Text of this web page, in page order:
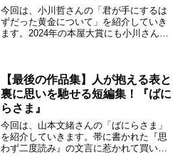
だった黄金について』
今回は、小川哲さんの「君が手にするは
ずだった黄金について」を紹介していき
ます。2024年の本屋大賞にも小川さんの
学書のようでもある、そんないろんな顔
を見せてくれる作品です。ぜひ読んでみ
てください。
【最後の作品集】人が抱える表と
裏に思いを馳せる短編集！『ばに
らさま』
今回は、山本文緒さんの「ばにらさま」
を紹介していきます。帯に書かれた『思
わず二度読み』の文言に惹かれて買いま